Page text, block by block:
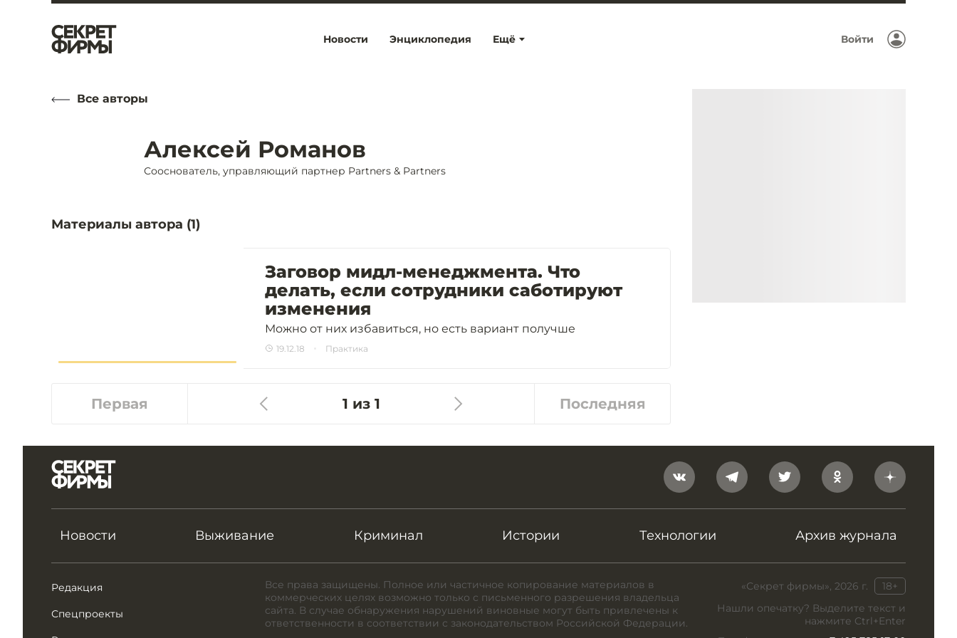
Ещё
Новости Энциклопедия Войти
Все авторы
Алексей Романов
Сооснователь, управляющий партнер Partners & Partners
Материалы автора (1)
Заговор мидл-менеджмента. Что
делать, если сотрудники саботируют
изменения
Можно от них избавиться, но есть вариант получше
19.12.18 Практика
Первая 1 из 1 Последняя
Новости Выживание Криминал Истории Технологии Архив журнала
Редакция
Спецпроекты
«Секрет фирмы», 2026 г.
18+
Нашли опечатку? Выделите текст и
нажмите Ctrl+Enter
Все права защищены. Полное или частичное копирование материалов в
коммерческих целях возможно только с письменного разрешения владельца
сайта. В случае обнаружения нарушений виновные могут быть привлечены к
ответственности в соответствии с законодательством Российской Федерации.